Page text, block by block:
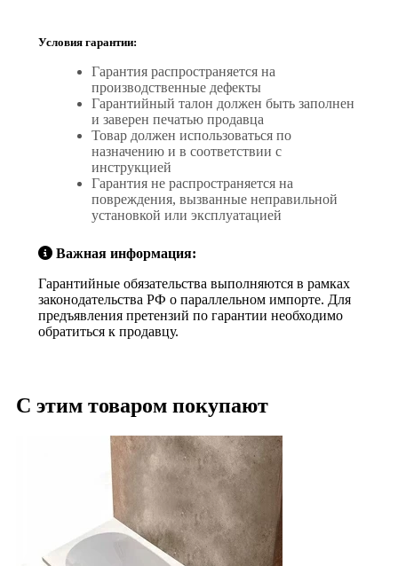
Условия гарантии:
Гарантия распространяется на
производственные дефекты
Гарантийный талон должен быть заполнен
и заверен печатью продавца
Товар должен использоваться по
назначению и в соответствии с
инструкцией
Гарантия не распространяется на
повреждения, вызванные неправильной
установкой или эксплуатацией
Важная информация:
Гарантийные обязательства выполняются в рамках
законодательства РФ о параллельном импорте. Для
предъявления претензий по гарантии необходимо
обратиться к продавцу.
С этим товаром покупают